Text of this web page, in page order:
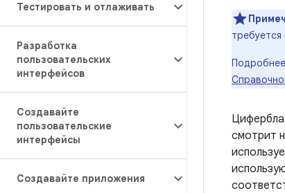
Тестировать и отлаживать
Разработка
пользовательских
интерфейсов
Создавайте
пользовательские
интерфейсы
Создавайте приложения
смотрит